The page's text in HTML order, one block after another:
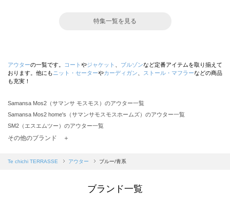
特集一覧を見る
アウターの一覧です。 コート やジャケット ブルゾンなど定番アイテムを取り揃えて
おります。他にも ニット・セーターやカーディガン ストール・マフラーなどの商品
も充実！
Samansa Mos2（サマンサ モスモス）のアウター一覧
Samansa Mos2 home's（サマンサモスモスホームズ）のアウター一覧
SM2（エスエムツー）のアウター一覧
TSUHARU by Samansa Mos2（ツハルバイサマンサモスモス）のアウター一覧
Samansa Mos2 blue（サマンサモスモス ブルー）のアウター一覧
sō4ū（ソウフォーユー）のアウター一覧
その他のブランド ＋
Te chichi TERRASSE アウター ブルー/青系
ブランド一覧